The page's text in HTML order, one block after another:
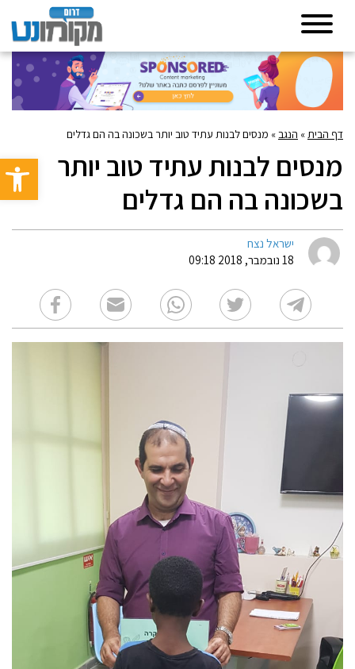
פתח
דף הבית» הנגב» מנסים לבנות עתיד טוב יותר בשכונה בה הם גדלים
מנסים לבנות עתיד טוב יותר
בשכונה בה הם גדלים
ישראל נצח
18 נובמבר, 2018 09:18